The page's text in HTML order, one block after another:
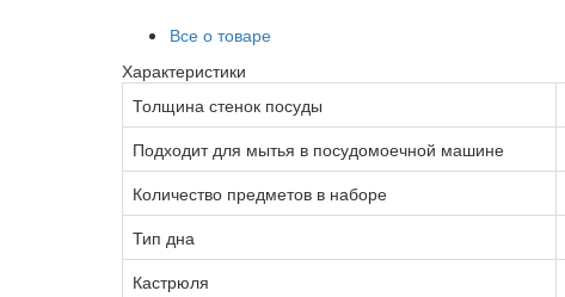
Все о товаре
Характеристики
Толщина стенок посуды
Подходит для мытья в посудомоечной машине
Количество предметов в наборе
Тип дна
Кастрюля